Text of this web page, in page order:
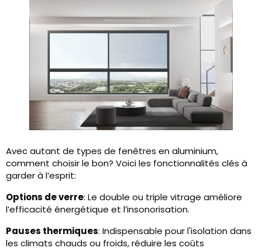
Avec autant de types de fenêtres en aluminium,
comment choisir le bon? Voici les fonctionnalités clés à
garder à l’esprit:
Options de verre: Le double ou triple vitrage améliore
l’efficacité énergétique et l’insonorisation.
Pauses thermiques: Indispensable pour l'isolation dans
les climats chauds ou froids, réduire les coûts